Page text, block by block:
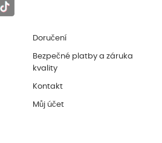
Doručení
Bezpečné platby a záruka
kvality
Kontakt
Můj účet